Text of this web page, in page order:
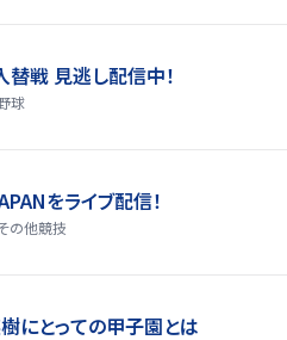
戦 見逃し配信中！
球
をライブ配信！
の他競技
にとっての甲子園とは